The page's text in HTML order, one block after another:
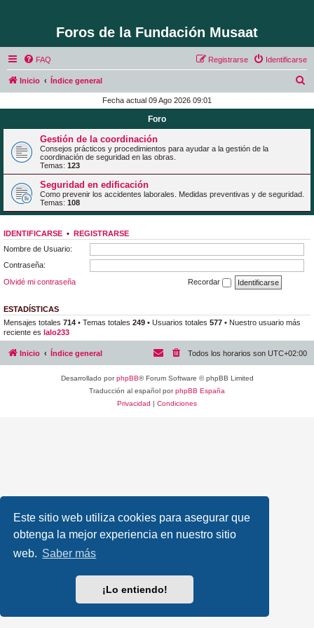
Este sitio web utiliza cookies para asegurar que
obtenga la mejor experiencia en nuestro sitio
web. Saber más
¡Lo entiendo!
Foros de la Fundación Musaat
FAQ Identificarse
Registrarse
Inicio Índice general
c
Fecha actual 09 Ago 2026 09:01
Foro
Gestión de la coordinación
Consejos prácticos y procedimientos para ayudar a la gestión de la
coordinación de seguridad en las obras.
Temas: 123
Seguridad en edificación
Como prevenir los accidentes laborales. Medidas preventivas y de seguridad.
Temas: 108
IDENTIFICARSE • REGISTRARSE
Nombre de Usuario:
Contraseña:
Olvidé mi contraseña
Recordar
ESTADÍSTICAS
Mensajes totales 714 • Temas totales 249 • Usuarios totales 577 • Nuestro usuario más
reciente es lalo233
Inicio Índice general Todos los horarios son UTC+02:00
Desarrollado porphpBB® Forum Software © phpBB Limited
Traducción al español porphpBB España
Privacidad | Condiciones